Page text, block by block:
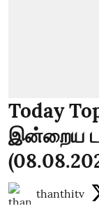
Today
இன்றைய
thanthitv